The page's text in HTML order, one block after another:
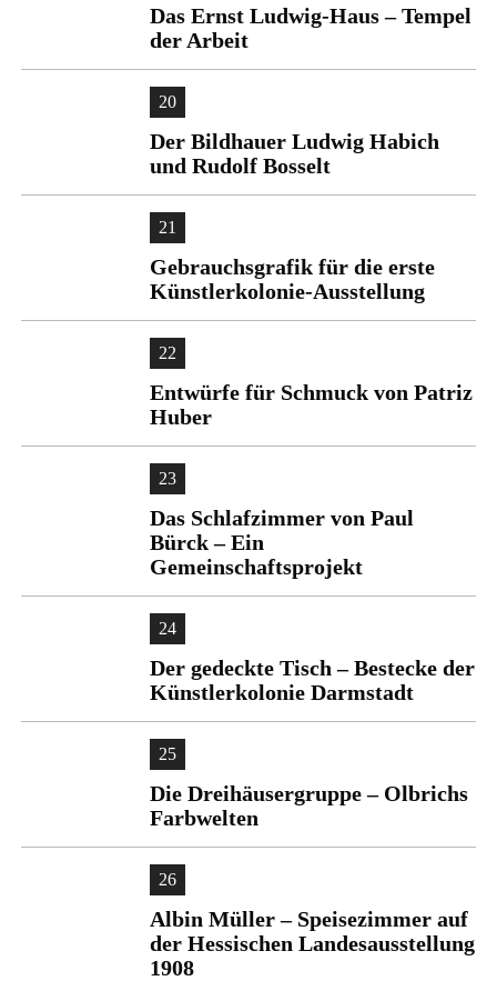
Das Ernst Ludwig-Haus – Tempel
der Arbeit
20
Der Bildhauer Ludwig Habich
und Rudolf Bosselt
21
Gebrauchsgrafik für die erste
Künstlerkolonie-Ausstellung
22
Entwürfe für Schmuck von Patriz
Huber
23
Das Schlafzimmer von Paul
Bürck – Ein
Gemeinschaftsprojekt
24
Der gedeckte Tisch – Bestecke der
Künstlerkolonie Darmstadt
25
Die Dreihäusergruppe – Olbrichs
Farbwelten
26
Albin Müller – Speisezimmer auf
der Hessischen Landesausstellung
1908